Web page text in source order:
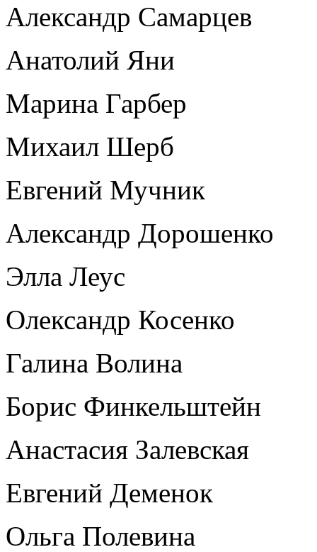
Александр Самарцев
Анатолий Яни
Марина Гарбер
Михаил Шерб
Евгений Мучник
Александр Дорошенко
Элла Леус
Олександр Косенко
Галина Волина
Борис Финкельштейн
Анастасия Залевская
Евгений Деменок
Ольга Полевина